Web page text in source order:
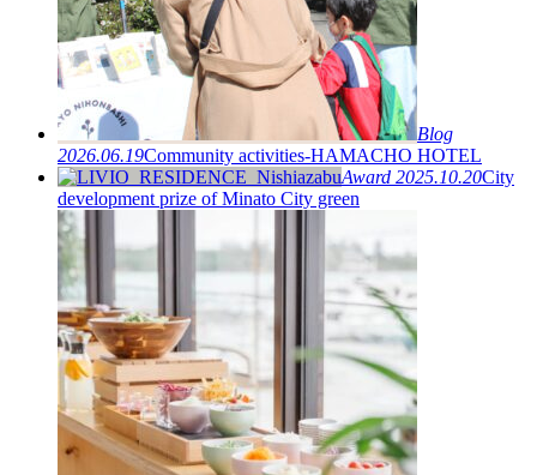
Blog
2026.06.19Community activities-HAMACHO HOTEL
Award 2025.10.20City
development prize of Minato City green